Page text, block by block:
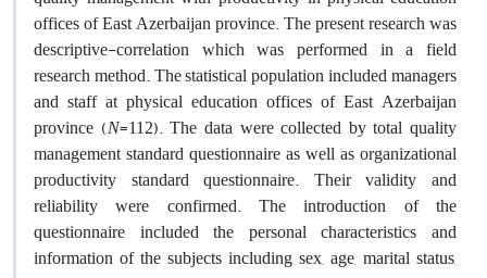
offices of East Azerbaijan province. The present research was
descriptive-correlation which was performed in a field
research method. The statistical population included managers
and staff at physical education offices of East Azerbaijan
province (N=112). The data were collected by total quality
management standard questionnaire as well as organizational
productivity standard questionnaire. Their validity and
reliability were confirmed. The introduction of the
questionnaire included the personal characteristics and
information of the subjects including sex, age, marital status,